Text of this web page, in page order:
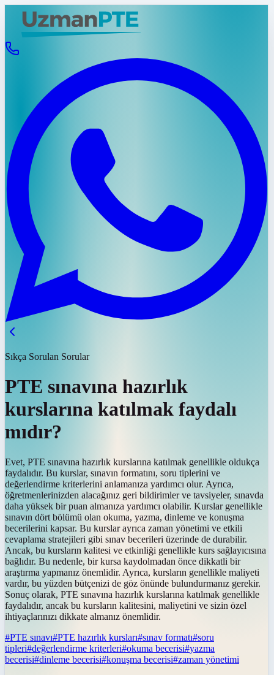
Sıkça Sorulan Sorular
PTE sınavına hazırlık
kurslarına katılmak faydalı
mıdır?
Evet, PTE sınavına hazırlık kurslarına katılmak genellikle oldukça
faydalıdır. Bu kurslar, sınavın formatını, soru tiplerini ve
değerlendirme kriterlerini anlamanıza yardımcı olur. Ayrıca,
öğretmenlerinizden alacağınız geri bildirimler ve tavsiyeler, sınavda
daha yüksek bir puan almanıza yardımcı olabilir. Kurslar genellikle
sınavın dört bölümü olan okuma, yazma, dinleme ve konuşma
becerilerini kapsar. Bu kurslar ayrıca zaman yönetimi ve etkili
cevaplama stratejileri gibi sınav becerileri üzerinde de durabilir.
Ancak, bu kursların kalitesi ve etkinliği genellikle kurs sağlayıcısına
bağlıdır. Bu nedenle, bir kursa kaydolmadan önce dikkatli bir
araştırma yapmanız önemlidir. Ayrıca, kursların genellikle maliyeti
vardır, bu yüzden bütçenizi de göz önünde bulundurmanız gerekir.
Sonuç olarak, PTE sınavına hazırlık kurslarına katılmak genellikle
faydalıdır, ancak bu kursların kalitesini, maliyetini ve sizin özel
ihtiyaçlarınızı dikkate almanız önemlidir.
#PTE sınavı#PTE hazırlık kursları#sınav formatı#soru
tipleri#değerlendirme kriterleri#okuma becerisi#yazma
becerisi#dinleme becerisi#konuşma becerisi#zaman yönetimi